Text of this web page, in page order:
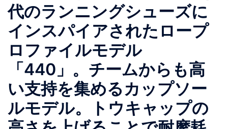
ュ
ー
代のランニングシューズに
インスパイアされたロープ
ロファイルモデル
「440」。チームからも高
い支持を集めるカップソー
ルモデル。トウキャップの